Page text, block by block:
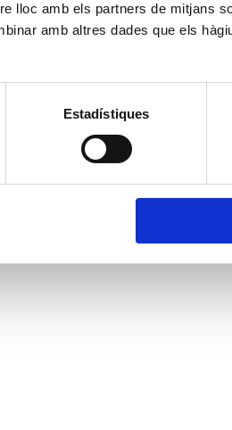
lloc amb els partners de mitjans
amb altres dades que els
Estadístiques
FAC USOC